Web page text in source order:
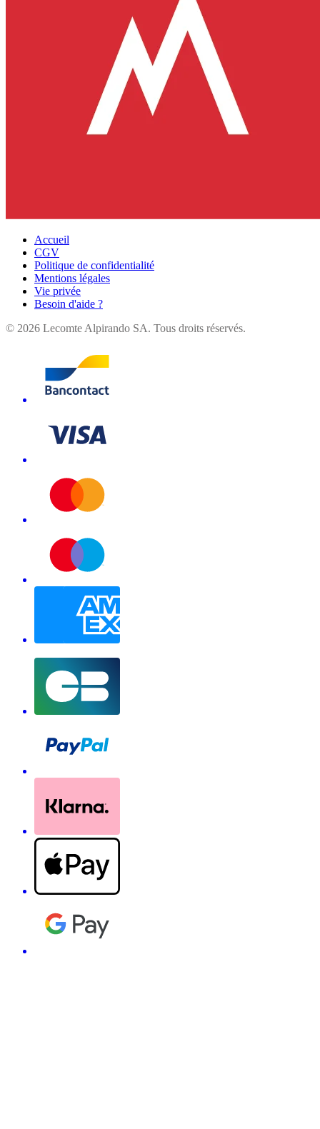
Accueil
CGV
Politique de confidentialité
Mentions légales
Vie privée
Besoin d'aide ?
© 2026 Lecomte Alpirando SA. Tous droits réservés.